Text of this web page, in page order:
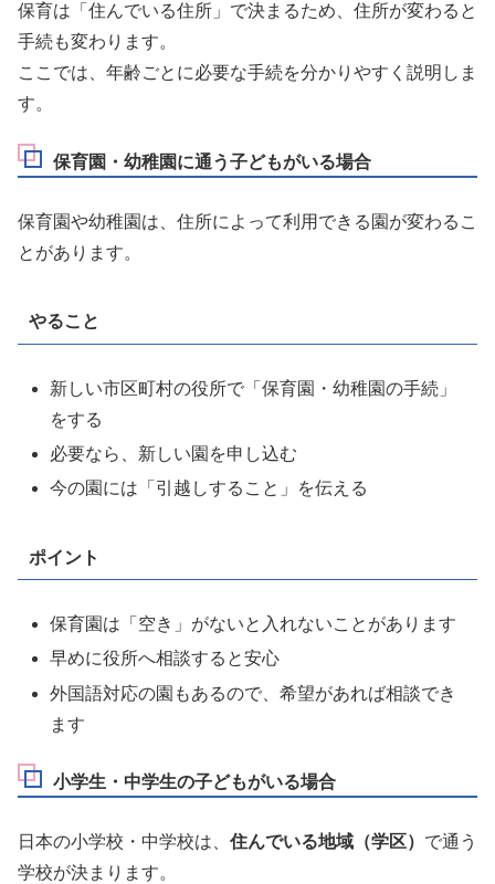
保育は「住んでいる住所」で決まるため、住所が変わると
手続も変わります。
ここでは、年齢ごとに必要な手続を分かりやすく説明しま
す。
保育園・幼稚園に通う子どもがいる場合
保育園や幼稚園は、住所によって利用できる園が変わるこ
とがあります。
やること
新しい市区町村の役所で「保育園・幼稚園の手続」
をする
必要なら、新しい園を申し込む
今の園には「引越しすること」を伝える
ポイント
保育園は「空き」がないと入れないことがあります
早めに役所へ相談すると安心
外国語対応の園もあるので、希望があれば相談でき
ます
小学生・中学生の子どもがいる場合
日本の小学校・中学校は、 住んでいる地域（学区） で通う
学校が決まります。